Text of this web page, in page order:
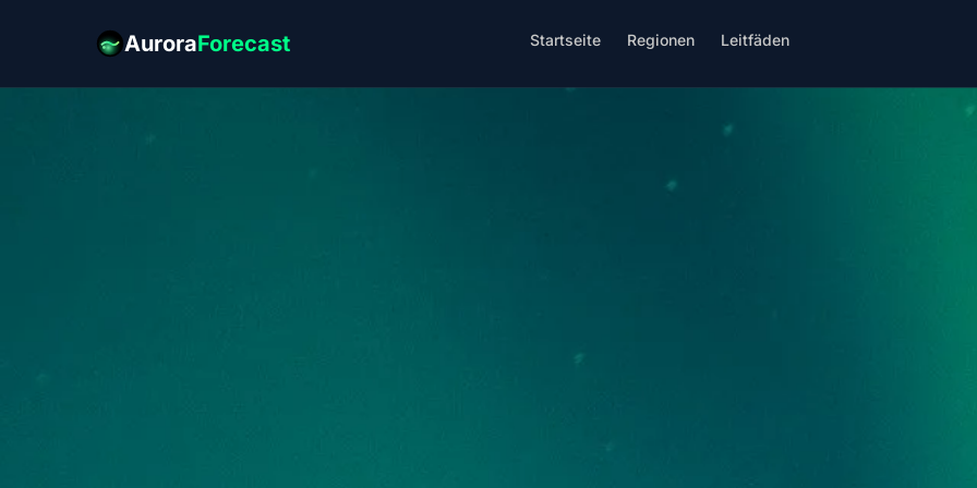
AuroraForecast Startseite Regionen Leitfäden